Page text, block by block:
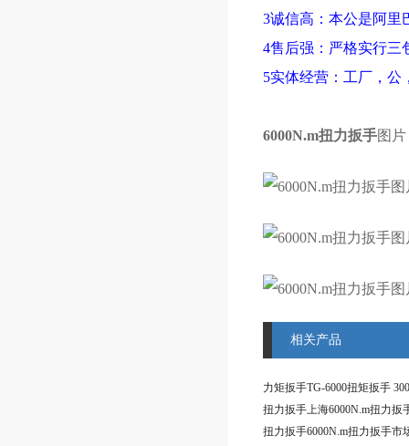
3诚信高：本公是阿里
4售后强：严格实行三
5实体经营：工厂，公
6000N.m扭力扳手图片
相关产品
扭力扳手上海6000N.m扭力扳
扭力扳手6000N.m扭力扳手市